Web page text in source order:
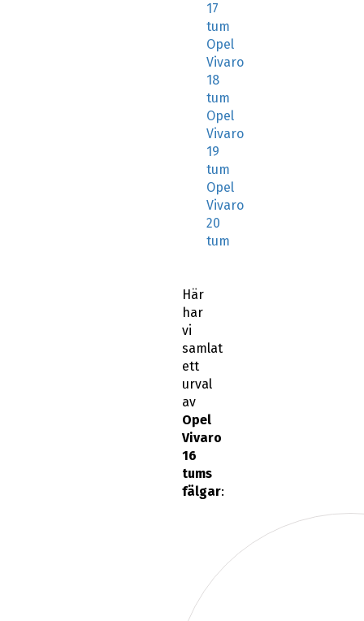
17
tum
Opel
Vivaro
18
tum
Opel
Vivaro
19
tum
Opel
Vivaro
20
tum
Här
har
vi
samlat
ett
urval
av
Opel
Vivaro
16
tums
fälgar: